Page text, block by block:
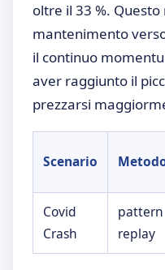
oltre il 33 %.
mantenimento
il continuo
aver raggiunto il
prezzarsi
Scenario
Covid
Crash
pattern
replay